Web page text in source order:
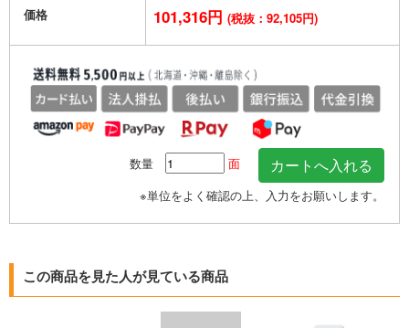
価格
101,316円 (税抜：92,105円)
数量
面
※単位をよく確認の上、入力をお願いします。
この商品を見た人が見ている商品